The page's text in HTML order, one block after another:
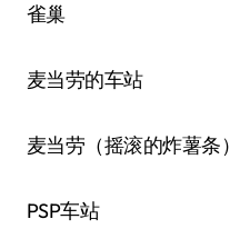
雀巢
麦当劳的车站
麦当劳（摇滚的炸薯条）
PSP车站